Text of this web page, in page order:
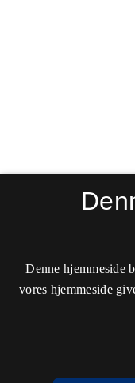
Denne hjemmeside
vores hjemmeside